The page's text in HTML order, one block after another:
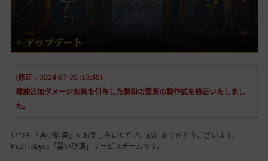
(修正：2024-07-25 :13:45)
種族追加ダメージ効果を付与した調和の霊薬の製作式を修正いたしまし
た。
いつも「黒い砂漠」をお楽しみいただき、誠にありがとうございます。
Pearl Abyss「黒い砂漠」サービスチームです。